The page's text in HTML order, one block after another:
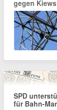
gegen
SPD
für Bahn-